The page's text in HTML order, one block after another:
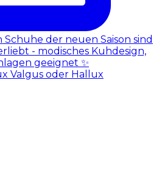
Valgus oder Hallux